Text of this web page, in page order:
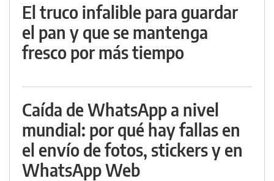
El truco infalible para guardar
el pan y que se mantenga
fresco por más tiempo
Caída de WhatsApp a nivel
mundial: por qué hay fallas en
el envío de fotos, stickers y en
WhatsApp Web